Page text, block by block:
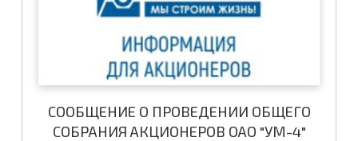
СООБЩЕНИЕ О ПРОВЕДЕНИИ ОБЩЕГО
СОБРАНИЯ АКЦИОНЕРОВ ОАО "УМ-4"